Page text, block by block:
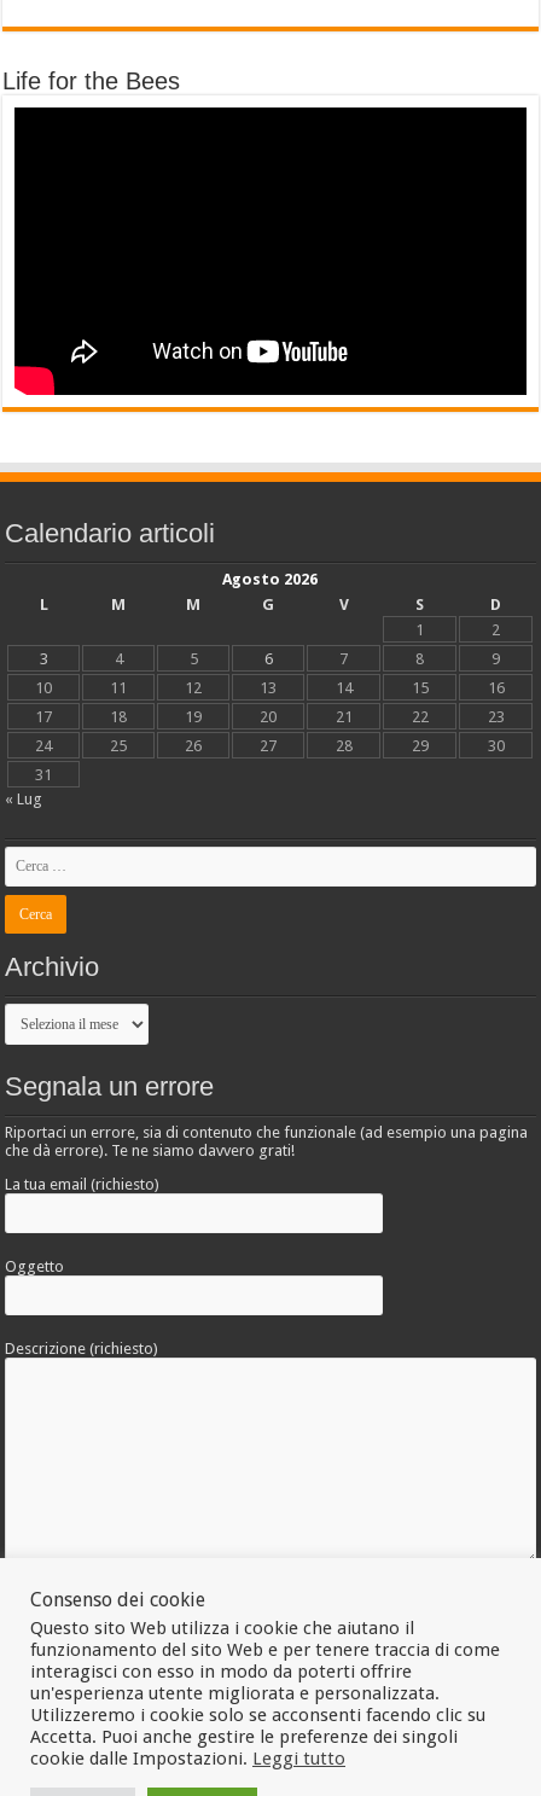
Life for the Bees
Calendario articoli
Agosto 2026
L
M M G V S
D
1
2
3
4 5 6 7 8
9
10
11 12 13 14 15
16
17
18 19 20 21 22
23
24
25 26 27 28 29
30
31
« Lug
Archivio
Archivio
Segnala un errore
Riportaci un errore, sia di contenuto che funzionale (ad esempio una pagina
che dà errore). Te ne siamo davvero grati!
La tua email (richiesto)
Oggetto
Descrizione (richiesto)
Allega una foto dell'errore
Consenso dei cookie
Questo sito Web utilizza i cookie che aiutano il
funzionamento del sito Web e per tenere traccia di come
interagisci con esso in modo da poterti offrire
un'esperienza utente migliorata e personalizzata.
Utilizzeremo i cookie solo se acconsenti facendo clic su
Accetta. Puoi anche gestire le preferenze dei singoli
cookie dalle Impostazioni. Leggi tutto